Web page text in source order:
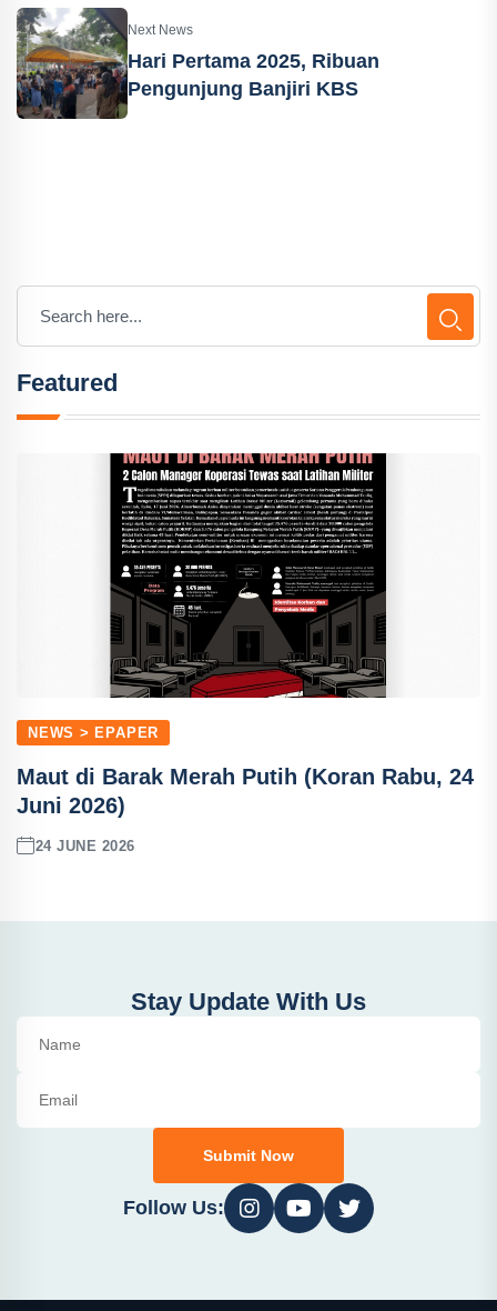
Next News
Hari Pertama 2025, Ribuan
Pengunjung Banjiri KBS
Featured
NEWS > EPAPER
Maut di Barak Merah Putih (Koran Rabu, 24
Juni 2026)
24 JUNE 2026
Stay Update With Us
Submit Now
Follow Us: